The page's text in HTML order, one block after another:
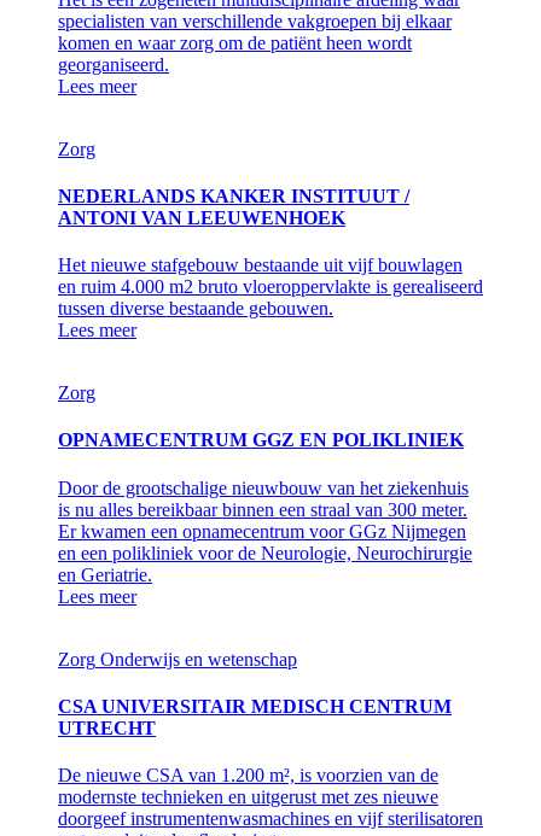
specialisten van verschillende vakgroepen bij elkaar
komen en waar zorg om de patiënt heen wordt
georganiseerd.
Lees meer
Zorg
NEDERLANDS KANKER INSTITUUT /
ANTONI VAN LEEUWENHOEK
Het nieuwe stafgebouw bestaande uit vijf bouwlagen
en ruim 4.000 m2 bruto vloeroppervlakte is gerealiseerd
tussen diverse bestaande gebouwen.
Lees meer
Zorg
OPNAMECENTRUM GGZ EN POLIKLINIEK
Door de grootschalige nieuwbouw van het ziekenhuis
is nu alles bereikbaar binnen een straal van 300 meter.
Er kwamen een opnamecentrum voor GGz Nijmegen
en een polikliniek voor de Neurologie, Neurochirurgie
en Geriatrie.
Lees meer
Zorg Onderwijs en wetenschap
CSA UNIVERSITAIR MEDISCH CENTRUM
UTRECHT
De nieuwe CSA van 1.200 m², is voorzien van de
modernste technieken en uitgerust met zes nieuwe
doorgeef instrumentenwasmachines en vijf sterilisatoren